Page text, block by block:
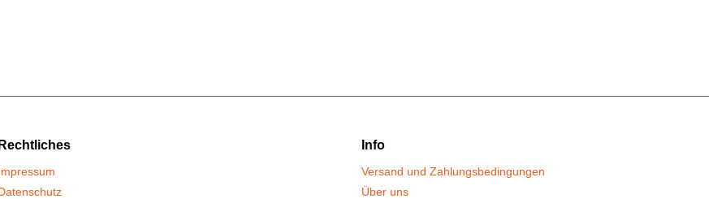
Rechtliches Info
Versand und Zahlungsbedingungen
Über uns